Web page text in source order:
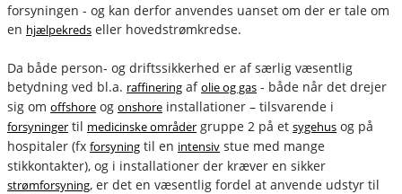
forsyningen - og kan derfor anvendes uanset om der er tale om
en hjælpekreds eller hovedstrømkredse.
Da både person- og driftssikkerhed er af særlig væsentlig
betydning ved bl.a. raffinering afolie og gas - både når det drejer
sig om offshore og onshore installationer – tilsvarende i
forsyninger til medicinske områder gruppe 2 på et sygehus og på
hospitaler (fx forsyning til en intensiv stue med mange
stikkontakter), og i installationer der kræver en sikker
strømforsyning, er det en væsentlig fordel at anvende udstyr til